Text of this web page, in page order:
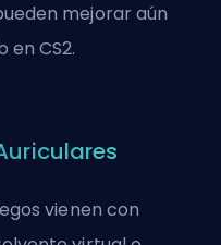
mejorar aún
en CS2.
vienen con